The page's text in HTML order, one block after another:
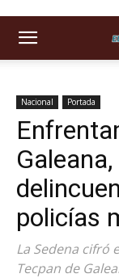
Nacional Portada
policías
La Sedena cifró
Tecpan de